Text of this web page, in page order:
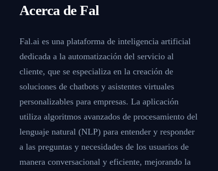
Acerca de Fal
Fal.ai es una plataforma de inteligencia artificial
dedicada a la automatización del servicio al
cliente, que se especializa en la creación de
soluciones de chatbots y asistentes virtuales
personalizables para empresas. La aplicación
utiliza algoritmos avanzados de procesamiento del
lenguaje natural (NLP) para entender y responder
a las preguntas y necesidades de los usuarios de
manera conversacional y eficiente, mejorando la